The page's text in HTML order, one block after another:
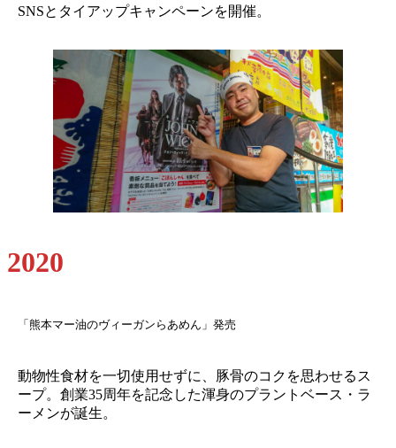
SNSとタイアップキャンペーンを開催。
2020
「熊本マー油のヴィーガンらあめん」発売
動物性食材を一切使用せずに、豚骨のコクを思わせるス
ープ。創業35周年を記念した渾身のプラントベース・ラ
ーメンが誕生。